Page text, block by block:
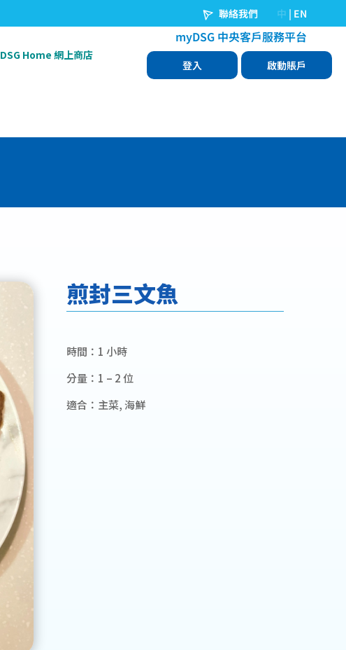
DSG Home 網上商店
煎封三文魚
時間：1 小時
分量：1 – 2 位
適合：主菜, 海鮮